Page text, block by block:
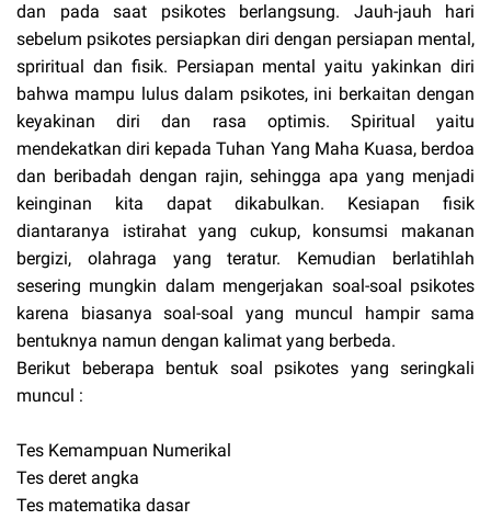
dan pada saat psikotes berlangsung. Jauh-jauh hari
sebelum psikotes persiapkan diri dengan persiapan mental,
spriritual dan fisik. Persiapan mental yaitu yakinkan diri
bahwa mampu lulus dalam psikotes, ini berkaitan dengan
keyakinan diri dan rasa optimis. Spiritual yaitu
mendekatkan diri kepada Tuhan Yang Maha Kuasa, berdoa
dan beribadah dengan rajin, sehingga apa yang menjadi
keinginan kita dapat dikabulkan. Kesiapan fisik
diantaranya istirahat yang cukup, konsumsi makanan
bergizi, olahraga yang teratur. Kemudian berlatihlah
sesering mungkin dalam mengerjakan soal-soal psikotes
karena biasanya soal-soal yang muncul hampir sama
bentuknya namun dengan kalimat yang berbeda.
Berikut beberapa bentuk soal psikotes yang seringkali
muncul :
Tes Kemampuan Numerikal
Tes deret angka
Tes matematika dasar